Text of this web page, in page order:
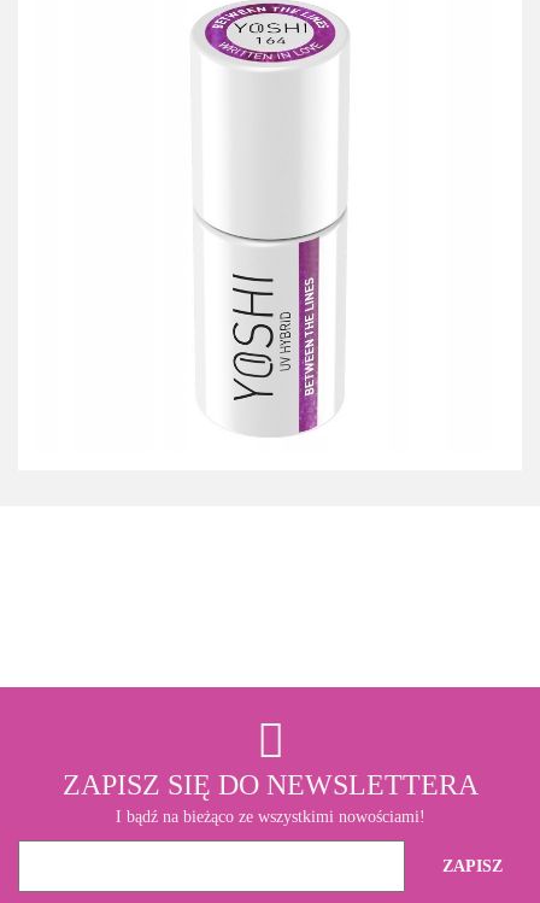
ZAPISZ SIĘ DO NEWSLETTERA
I bądź na bieżąco ze wszystkimi nowościami!